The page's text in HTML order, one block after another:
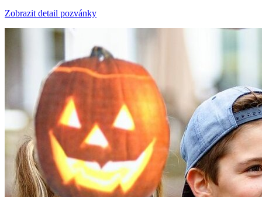
Zobrazit detail pozvánky